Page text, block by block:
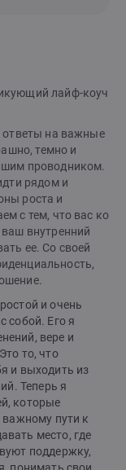
лайф-коуч
ответы на важные
темно и
проводником.
рядом и
роста и
с тем, что вас ко
внутренний
ее. Со своей
и очень
собой. Его я
вере и
то, что
и выходить из
Теперь я
которые
важному пути к
место, где
поддержку,